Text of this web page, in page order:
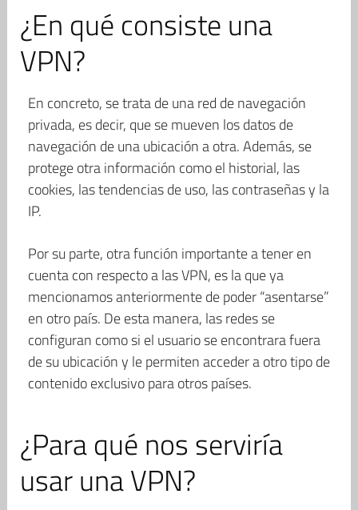
¿En qué consiste una
VPN?
En concreto, se trata de una red de navegación
privada, es decir, que se mueven los datos de
navegación de una ubicación a otra. Además, se
protege otra información como el historial, las
cookies, las tendencias de uso, las contraseñas y la
IP.
Por su parte, otra función importante a tener en
cuenta con respecto a las VPN, es la que ya
mencionamos anteriormente de poder “asentarse”
en otro país. De esta manera, las redes se
configuran como si el usuario se encontrara fuera
de su ubicación y le permiten acceder a otro tipo de
contenido exclusivo para otros países.
¿Para qué nos serviría
usar una VPN?